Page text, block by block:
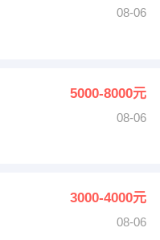
08-06
5000-8000元
08-06
3000-4000元
08-06